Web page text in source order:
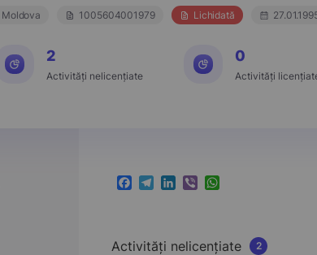
Moldova 1005604001979 Lichidată
2
Activități nelicențiate
0
Activități
Facebook
Telegram
LinkedIn
ViberWhatsApp
Activități nelicențiate 2